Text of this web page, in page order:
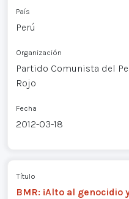
País
Perú
Organización
Partido Comunista del
Rojo
Fecha
2012-03-18
Título
BMR: ¡Alto al